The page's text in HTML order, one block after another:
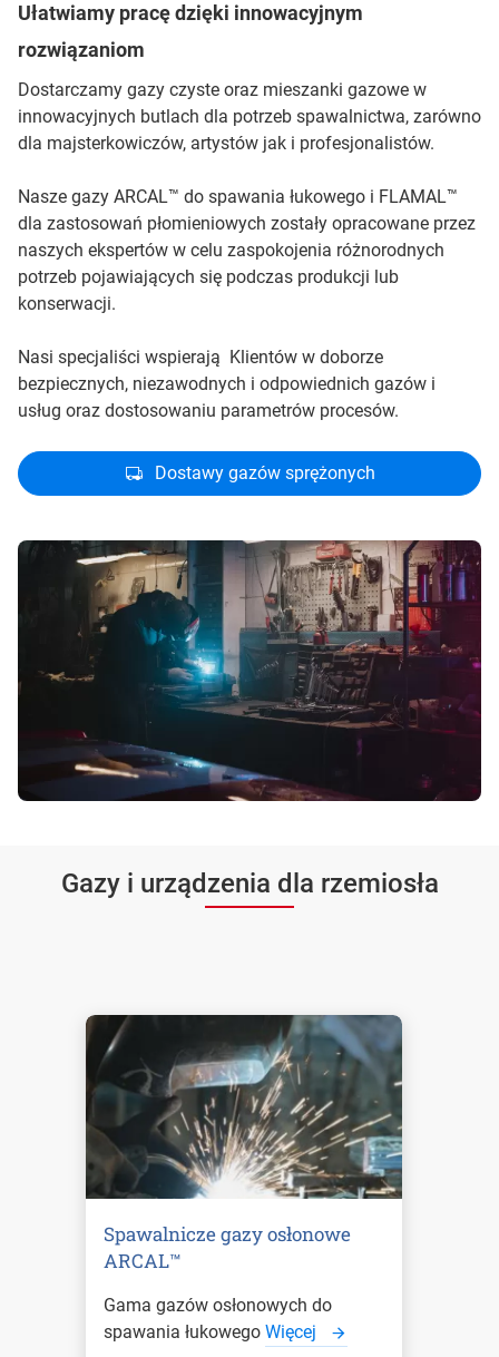
Ułatwiamy pracę dzięki innowacyjnym
rozwiązaniom
Dostarczamy gazy czyste oraz mieszanki gazowe w
innowacyjnych butlach dla potrzeb spawalnictwa, zarówno
dla majsterkowiczów, artystów jak i profesjonalistów.
Nasze gazy ARCAL™ do spawania łukowego i FLAMAL™
dla zastosowań płomieniowych zostały opracowane przez
naszych ekspertów w celu zaspokojenia różnorodnych
potrzeb pojawiających się podczas produkcji lub
konserwacji.
Nasi specjaliści wspierają Klientów w doborze
bezpiecznych, niezawodnych i odpowiednich gazów i
usług oraz dostosowaniu parametrów procesów.
Dostawy gazów sprężonych
Gazy i urządzenia dla rzemiosła
Spawalnicze gazy osłonowe
ARCAL™
Gama gazów osłonowych do
spawania łukowego Więcej